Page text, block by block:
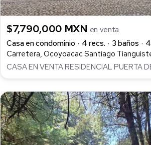
$7,790,000 MXN en venta
Casa en condominio
4 recs. 3 baños
CASA EN VENTA RESIDENCIAL PUERTA